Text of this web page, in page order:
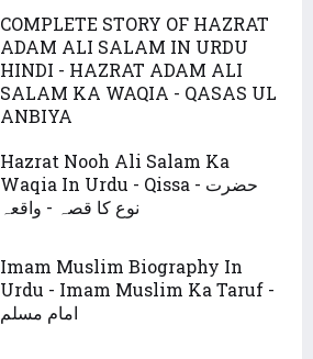
COMPLETE STORY OF HAZRAT
ADAM ALI SALAM IN URDU
HINDI - HAZRAT ADAM ALI
SALAM KA WAQIA - QASAS UL
ANBIYA
Hazrat Nooh Ali Salam Ka
Waqia In Urdu - Qissa - حضرت
نوع کا قصہ - واقعہ
Imam Muslim Biography In
Urdu - Imam Muslim Ka Taruf -
امام مسلم